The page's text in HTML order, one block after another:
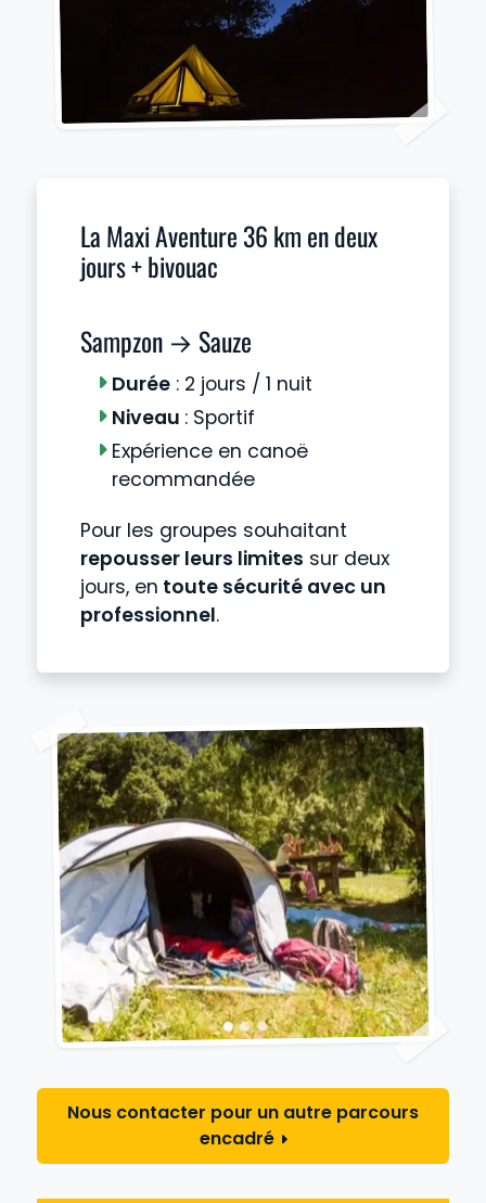
La Maxi Aventure 36 km en deux
jours + bivouac
Sampzon → Sauze
Durée: 2 jours / 1 nuit
Niveau : Sportif
Expérience en canoë
recommandée
Pour les groupes souhaitant
repousser leurs limites sur deux
jours, en toute sécurité avec un
professionnel.
Nous contacter pour un autre parcours
encadré